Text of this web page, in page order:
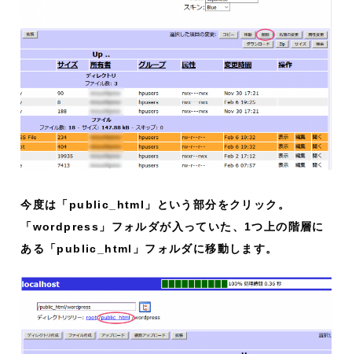
今度は「public_html」という部分をクリック。
「wordpress」フォルダが入っていた、1つ上の階層に
ある「public_html」フォルダに移動します。